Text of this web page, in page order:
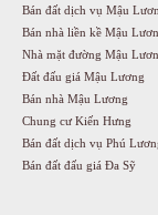
Bán đất dịch vụ Mậu
Bán nhà liền kề Mậu
Nhà mặt đường Mậu
Đất đấu giá Mậu Lương
Bán nhà Mậu Lương
Chung cư Kiến Hưng
Bán đất dịch vụ Phú
Bán đất đấu giá Đa Sỹ